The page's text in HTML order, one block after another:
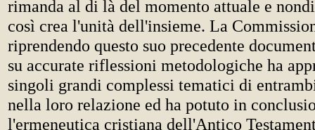
rimanda al di là del momento attuale e
così crea l'unità dell'insieme. La
riprendendo questo suo precedente
su accurate riflessioni metodologiche ha
singoli grandi complessi tematici di
nella loro relazione ed ha potuto in
l'ermeneutica cristiana dell'Antico